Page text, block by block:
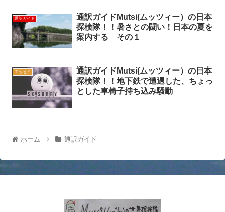
通訳ガイド
通訳ガイドMutsi(ムッツィー）の日本
探検隊！！暑さとの闘い！日本の夏を
案内する その１
エッセイ
通訳ガイドMutsi(ムッツィー）の日本
探検隊！！地下鉄で遭遇した、ちょっ
とした車椅子持ち込み騒動
ホーム 通訳ガイド